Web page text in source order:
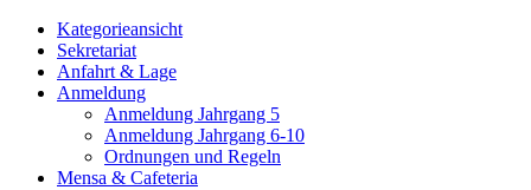
Kategorieansicht
Sekretariat
Anfahrt & Lage
Anmeldung
Anmeldung Jahrgang 5
Anmeldung Jahrgang 6-10
Ordnungen und Regeln
Mensa & Cafeteria